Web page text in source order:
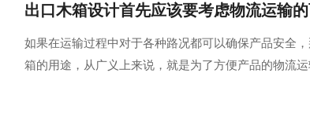
出口木箱设计首先应该要考虑物流运输
如果在运输过程中对于各种路况都可以确保产品安全
箱的用途，从广义上来说，就是为了方便产品的物流